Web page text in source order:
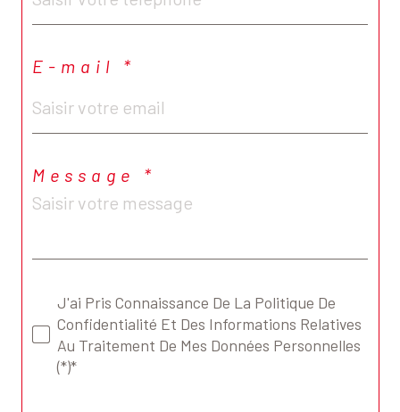
E-mail *
Message *
J'ai Pris Connaissance De La Politique De
Confidentialité Et Des Informations Relatives
Au Traitement De Mes Données Personnelles
(*)*